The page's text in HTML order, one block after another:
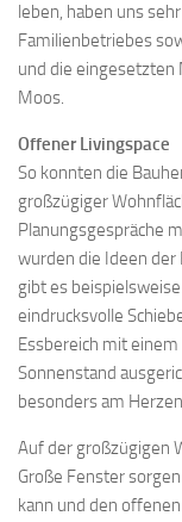
leben, haben uns
Familienbetriebes
und die eingesetzten
Moos.
Offener Livingspace
So konnten die
großzügiger
Planungsgespräche
wurden die Ideen der
gibt es
eindrucksvolle
Essbereich mit
Sonnenstand
besonders am
Auf der großzügigen
Große Fenster
kann und den